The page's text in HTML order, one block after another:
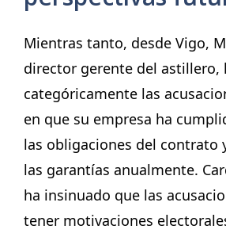
Mientras tanto, desde Vigo,
director gerente del astillero,
categóricamente las
en que su empresa ha
las obligaciones del contrato
las garantías anualmente.
ha insinuado que las
tener motivaciones